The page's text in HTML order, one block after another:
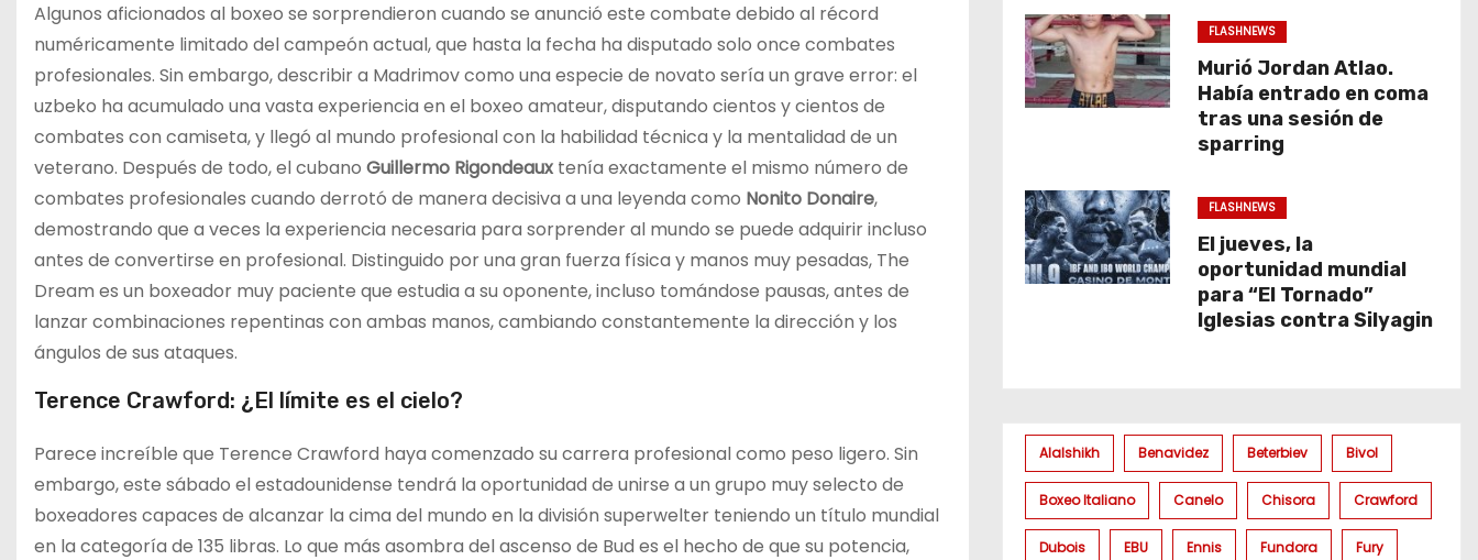
Algunos aficionados al boxeo se sorprendieron cuando se anunció este combate debido al récord
numéricamente limitado del campeón actual, que hasta la fecha ha disputado solo once combates
profesionales. Sin embargo, describir a Madrimov como una especie de novato sería un grave error: el
uzbeko ha acumulado una vasta experiencia en el boxeo amateur, disputando cientos y cientos de
combates con camiseta, y llegó al mundo profesional con la habilidad técnica y la mentalidad de un
veterano. Después de todo, el cubano Guillermo Rigondeaux tenía exactamente el mismo número de
combates profesionales cuando derrotó de manera decisiva a una leyenda como Nonito Donaire,
demostrando que a veces la experiencia necesaria para sorprender al mundo se puede adquirir incluso
antes de convertirse en profesional. Distinguido por una gran fuerza física y manos muy pesadas, The
Dream es un boxeador muy paciente que estudia a su oponente, incluso tomándose pausas, antes de
lanzar combinaciones repentinas con ambas manos, cambiando constantemente la dirección y los
ángulos de sus ataques.
Terence Crawford: ¿El límite es el cielo?
Parece increíble que Terence Crawford haya comenzado su carrera profesional como peso ligero. Sin
embargo, este sábado el estadounidense tendrá la oportunidad de unirse a un grupo muy selecto de
boxeadores capaces de alcanzar la cima del mundo en la división superwelter teniendo un título mundial
en la categoría de 135 libras. Lo que más asombra del ascenso de Bud es el hecho de que su potencia,
FLASHNEWS
Murió Jordan Atlao.
Había entrado en coma
tras una sesión de
sparring
FLASHNEWS
El jueves, la
oportunidad mundial
para “El Tornado”
Iglesias contra Silyagin
Alalshikh Benavidez Beterbiev Bivol
Boxeo Italiano Canelo Chisora Crawford
Dubois EBU Ennis Fundora Fury